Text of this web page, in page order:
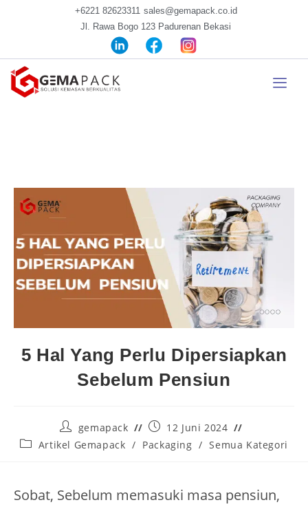
+6221 82623311 sales@gemapack.co.id
Jl. Rawa Bogo 123 Padurenan Bekasi
5 Hal Yang Perlu Dipersiapkan
Sebelum Pensiun
gemapack
12 Juni 2024
Artikel Gemapack / Packaging / Semua Kategori
Sobat, Sebelum memasuki masa pensiun,